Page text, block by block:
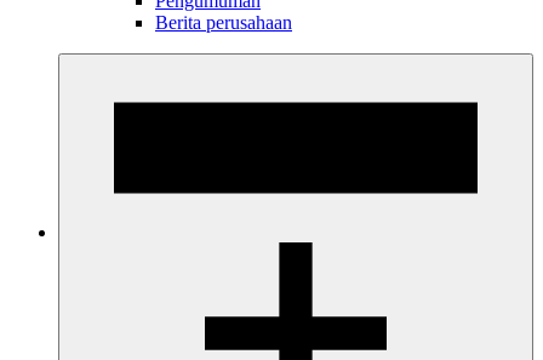
Berita perusahaan